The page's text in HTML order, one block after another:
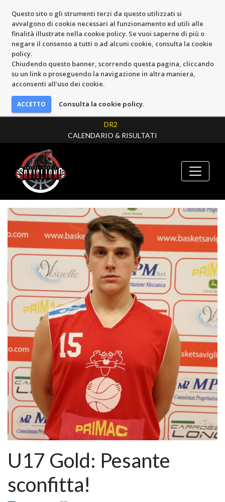
Questo sito o gli strumenti terzi da questo utilizzati si
avvalgono di cookie necessari al funzionamento ed utili alle
finalità illustrate nella cookie policy. Se vuoi saperne di più o
negare il consenso a tutti o ad alcuni cookie, consulta la cookie
policy.
Chiudendo questo banner, scorrendo questa pagina, cliccando
su un link o proseguendo la navigazione in altra maniera,
acconsenti all’uso dei cookie.
Consulta la cookie policy.
DR2
CALENDARIO & RISULTATI
U17 Gold: Pesante
sconfitta!